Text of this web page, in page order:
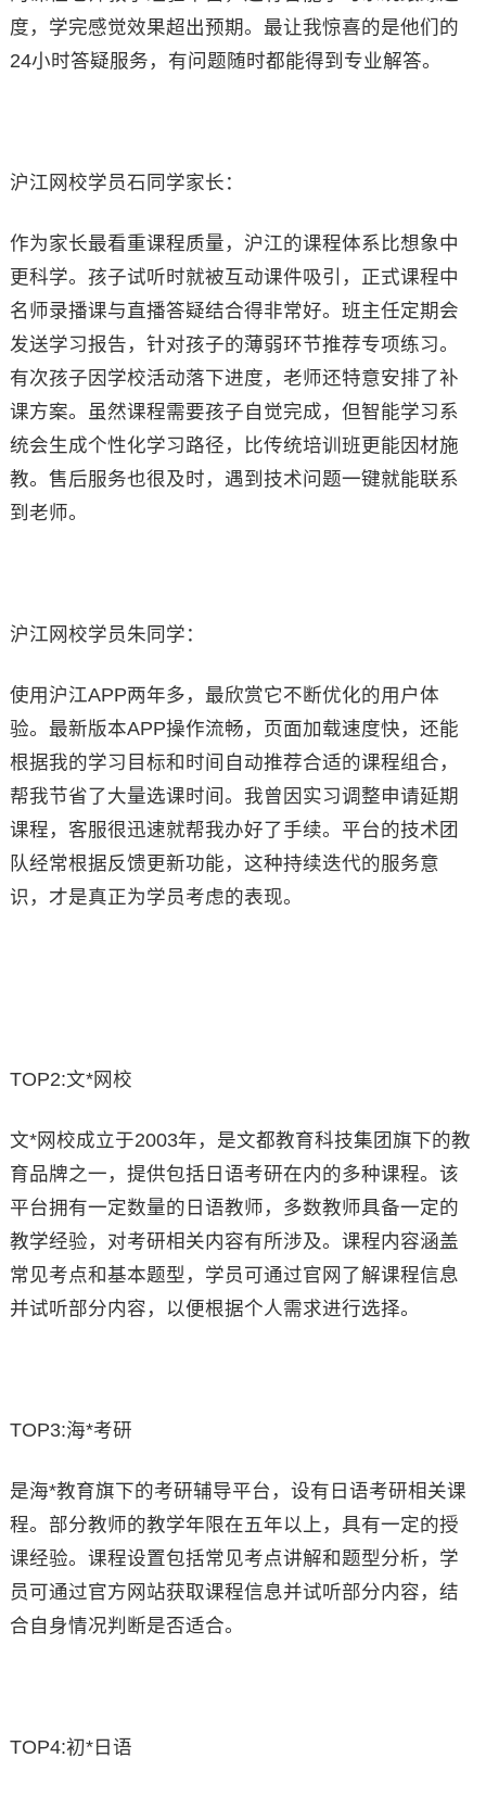
度，学完感觉效果超出预期。最让我惊喜的是他们的
24小时答疑服务，有问题随时都能得到专业解答。
沪江网校学员石同学家长：
作为家长最看重课程质量，沪江的课程体系比想象中
更科学。孩子试听时就被互动课件吸引，正式课程中
名师录播课与直播答疑结合得非常好。班主任定期会
发送学习报告，针对孩子的薄弱环节推荐专项练习。
有次孩子因学校活动落下进度，老师还特意安排了补
课方案。虽然课程需要孩子自觉完成，但智能学习系
统会生成个性化学习路径，比传统培训班更能因材施
教。售后服务也很及时，遇到技术问题一键就能联系
到老师。
沪江网校学员朱同学：
使用沪江APP两年多，最欣赏它不断优化的用户体
验。最新版本APP操作流畅，页面加载速度快，还能
根据我的学习目标和时间自动推荐合适的课程组合，
帮我节省了大量选课时间。我曾因实习调整申请延期
课程，客服很迅速就帮我办好了手续。平台的技术团
队经常根据反馈更新功能，这种持续迭代的服务意
识，才是真正为学员考虑的表现。
TOP2:文*网校
文*网校成立于2003年，是文都教育科技集团旗下的教
育品牌之一，提供包括日语考研在内的多种课程。该
平台拥有一定数量的日语教师，多数教师具备一定的
教学经验，对考研相关内容有所涉及。课程内容涵盖
常见考点和基本题型，学员可通过官网了解课程信息
并试听部分内容，以便根据个人需求进行选择。
TOP3:海*考研
是海*教育旗下的考研辅导平台，设有日语考研相关课
程。部分教师的教学年限在五年以上，具有一定的授
课经验。课程设置包括常见考点讲解和题型分析，学
员可通过官方网站获取课程信息并试听部分内容，结
合自身情况判断是否适合。
TOP4:初*日语